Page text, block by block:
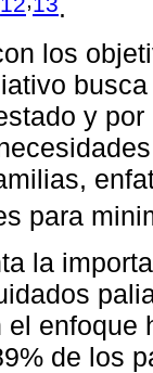
.
los
y
para
la
el
de los